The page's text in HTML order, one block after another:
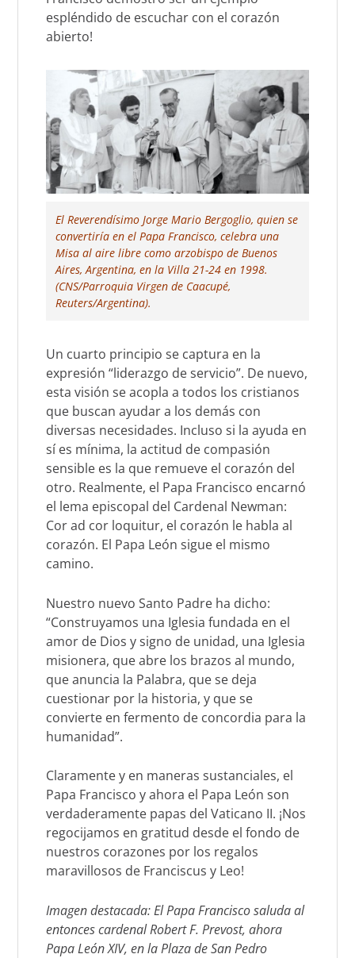
espléndido de escuchar con el corazón
abierto!
El Reverendísimo Jorge Mario Bergoglio, quien se
convertiría en el Papa Francisco, celebra una
Misa al aire libre como arzobispo de Buenos
Aires, Argentina, en la Villa 21-24 en 1998.
(CNS/Parroquia Virgen de Caacupé,
Reuters/Argentina).
Un cuarto principio se captura en la
expresión “liderazgo de servicio”. De nuevo,
esta visión se acopla a todos los cristianos
que buscan ayudar a los demás con
diversas necesidades. Incluso si la ayuda en
sí es mínima, la actitud de compasión
sensible es la que remueve el corazón del
otro. Realmente, el Papa Francisco encarnó
el lema episcopal del Cardenal Newman:
Cor ad cor loquitur, el corazón le habla al
corazón. El Papa León sigue el mismo
camino.
Nuestro nuevo Santo Padre ha dicho:
“Construyamos una Iglesia fundada en el
amor de Dios y signo de unidad, una Iglesia
misionera, que abre los brazos al mundo,
que anuncia la Palabra, que se deja
cuestionar por la historia, y que se
convierte en fermento de concordia para la
humanidad”.
Claramente y en maneras sustanciales, el
Papa Francisco y ahora el Papa León son
verdaderamente papas del Vaticano II. ¡Nos
regocijamos en gratitud desde el fondo de
nuestros corazones por los regalos
maravillosos de Franciscus y Leo!
​Imagen destacada: El Papa Francisco saluda al
entonces cardenal Robert F. Prevost, ahora
Papa León XIV, en la Plaza de San Pedro